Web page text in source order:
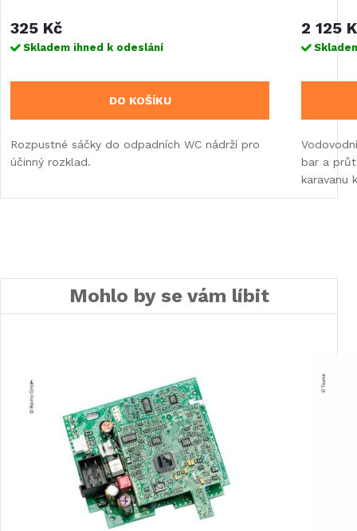
325 Kč
Skladem ihned k odeslání
DO KOŠÍKU
Rozpustné sáčky do odpadních WC nádrží pro
účinný rozklad.
2 125
bar a
karavanu
Mohlo by se vám líbit